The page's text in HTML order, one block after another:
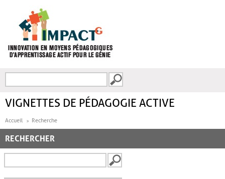
FORMULAIRE DE
VIGNETTES DE PÉDAGOGIE ACTIVE
Accueil Recherche
RECHERCHER